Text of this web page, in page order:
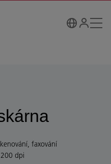
faxování
dpi